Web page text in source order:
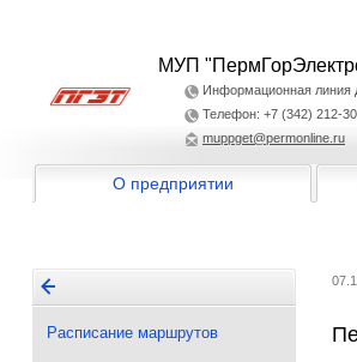
МУП
Информационная линия
Телефон: +7 (342) 212-
muppget@permonline.ru
О предприятии
Расписание маршрутов